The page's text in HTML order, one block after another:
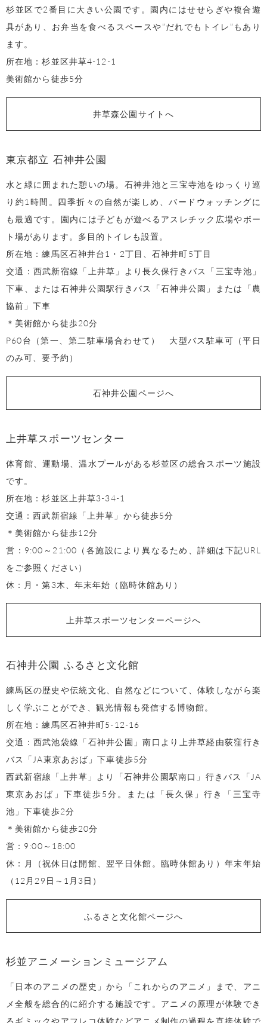
杉並区で2番目に大きい公園です。園内にはせせらぎや複合遊
具があり、お弁当を食べるスペースや”だれでもトイレ”もあり
ます。
所在地：杉並区井草4-12-1
美術館から徒歩5分
井草森公園サイトへ
東京都立 石神井公園
水と緑に囲まれた憩いの場。石神井池と三宝寺池をゆっくり巡
り約1時間。四季折々の自然が楽しめ、バードウォッチングに
も最適です。園内には子どもが遊べるアスレチック広場やボー
ト場があります。多目的トイレも設置。
所在地：練馬区石神井台1・2丁目、石神井町5丁目
交通：西武新宿線「上井草」より長久保行きバス「三宝寺池」
下車、または石神井公園駅行きバス「石神井公園」または「農
協前」下車
＊美術館から徒歩20分
P60台（第一、第二駐車場合わせて） 大型バス駐車可（平日
のみ可、要予約）
石神井公園ページへ
上井草スポーツセンター
体育館、運動場、温水プールがある杉並区の総合スポーツ施設
です。
所在地：杉並区上井草3-34-1
交通：西武新宿線「上井草」から徒歩5分
＊美術館から徒歩12分
営：9:00～21:00（各施設により異なるため、詳細は下記URL
をご参照ください）
休：月・第3木、年末年始（臨時休館あり）
上井草スポーツセンターページへ
石神井公園 ふるさと文化館
練馬区の歴史や伝統文化、自然などについて、体験しながら楽
しく学ぶことができ、観光情報も発信する博物館。
所在地：練馬区石神井町5-12-16
交通：西武池袋線「石神井公園」南口より上井草経由荻窪行き
バス「JA東京あおば」下車徒歩5分
西武新宿線「上井草」より「石神井公園駅南口」行きバス「JA
東京あおば」下車徒歩5分。または「長久保」行き「三宝寺
池」下車徒歩2分
＊美術館から徒歩20分
営：9:00～18:00
休：月（祝休日は開館、翌平日休館。臨時休館あり）年末年始
（12月29日～1月3日）
ふるさと文化館ページへ
杉並アニメーションミュージアム
「日本のアニメの歴史」から「これからのアニメ」まで、アニ
メ全般を総合的に紹介する施設です。アニメの原理が体験でき